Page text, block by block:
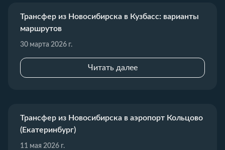
Трансфер из Новосибирска в Кузбасс: варианты
маршрутов
30 марта 2026 г.
Читать далее
Трансфер из Новосибирска в аэропорт Кольцово
(Екатеринбург)
11 мая 2026 г.